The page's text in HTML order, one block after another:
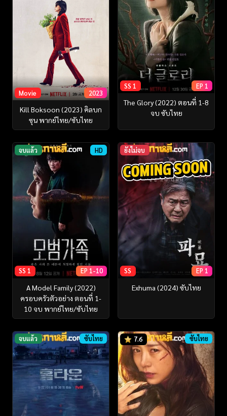
Movie 2023
Kill Boksoon (2023) คิลบก
ซุน พากย์ไทย/ซับไทย
SS 1 EP 1
The Glory (2022) ตอนที่ 1-8
จบ ซับไทย
จบแล้ว HD
SS 1 EP 1-10
A Model Family (2022)
ครอบครัวตัวอย่าง ตอนที่ 1-
10 จบ พากย์ไทย/ซับไทย
ยังไม่จบ
SS EP 1
Exhuma (2024) ซับไทย
จบแล้ว ซับไทย 7.6 ซับไทย